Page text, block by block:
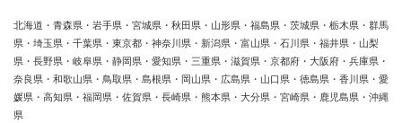
北海道・青森県・岩手県・宮城県・秋田県・山形県・福島県・茨城県・栃木県・群馬
県・埼玉県・千葉県・東京都・神奈川県・新潟県・富山県・石川県・福井県・山梨
県・長野県・岐阜県・静岡県・愛知県・三重県・滋賀県・京都府・大阪府・兵庫県・
奈良県・和歌山県・鳥取県・島根県・岡山県・広島県・山口県・徳島県・香川県・愛
媛県・高知県・福岡県・佐賀県・長崎県・熊本県・大分県・宮崎県・鹿児島県・沖縄
県